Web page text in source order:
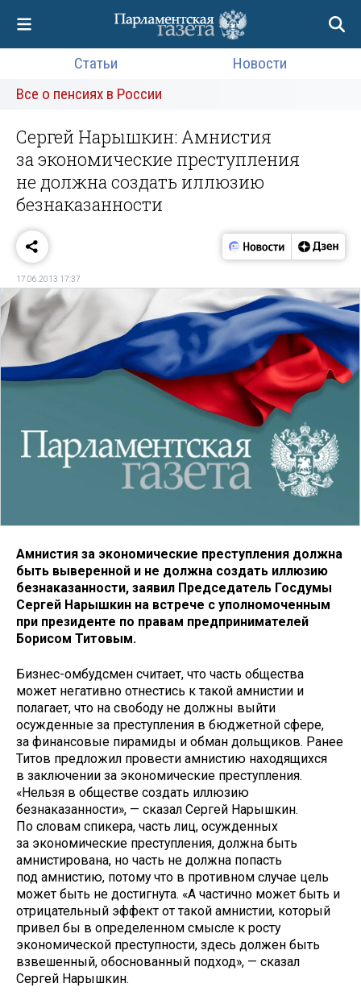
Статьи
Новости
Все о пенсиях в России
Сергей Нарышкин: Амнистия
за экономические преступления
не должна создать иллюзию
безнаказанности
17.06.2013 17:37
Амнистия за экономические преступления должна
быть выверенной и не должна создать иллюзию
безнаказанности, заявил Председатель Госдумы
Сергей Нарышкин на встрече с уполномоченным
при президенте по правам предпринимателей
Борисом Титовым.
Бизнес-омбудсмен считает, что часть общества
может негативно отнестись к такой амнистии и
полагает, что на свободу не должны выйти
осужденные за преступления в бюджетной сфере,
за финансовые пирамиды и обман дольщиков. Ранее
Титов предложил провести амнистию находящихся
в заключении за экономические преступления.
«Нельзя в обществе создать иллюзию
безнаказанности», — сказал Сергей Нарышкин.
По словам спикера, часть лиц, осужденных
за экономические преступления, должна быть
амнистирована, но часть не должна попасть
под амнистию, потому что в противном случае цель
может быть не достигнута. «А частично может быть и
отрицательный эффект от такой амнистии, который
привел бы в определенном смысле к росту
экономической преступности, здесь должен быть
взвешенный, обоснованный подход», — сказал
Сергей Нарышкин.